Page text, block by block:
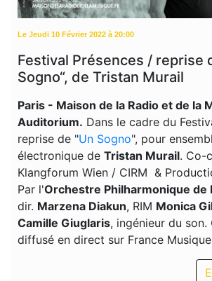
Le Jeudi 10 Février 2022 à 20:00
Festival Présences / reprise
Sogno“, de Tristan Murail
Paris - Maison de la Radio et de la
Auditorium. Dans le cadre du
reprise de "Un Sogno", pour
électronique de Tristan Murail. Co-
Klangforum Wien / CIRM &
Par l'Orchestre Philharmonique de
dir. Marzena Diakun, RIM Monica
Camille Giuglaris, ingénieur du
diffusé en direct sur France